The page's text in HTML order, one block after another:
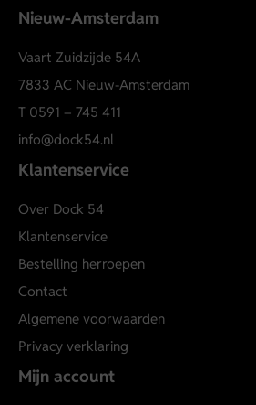
Nieuw-Amsterdam
Vaart Zuidzijde 54A
7833 AC Nieuw-Amsterdam
T 0591 – 745 411
info@dock54.nl
Klantenservice
Over Dock 54
Klantenservice
Bestelling herroepen
Contact
Algemene voorwaarden
Privacy verklaring
Mijn account